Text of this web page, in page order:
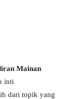
Mainan
inti
dari topik yang